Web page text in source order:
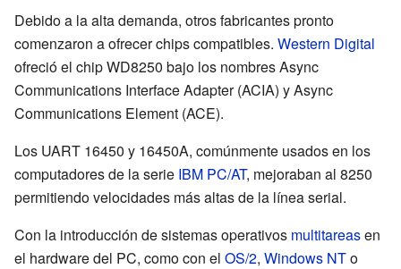
Debido a la alta demanda, otros fabricantes pronto
comenzaron a ofrecer chips compatibles. Western Digital
ofreció el chip WD8250 bajo los nombres Async
Communications Interface Adapter (ACIA) y Async
Communications Element (ACE).
Los UART 16450 y 16450A, comúnmente usados en los
computadores de la serie IBM PC/AT, mejoraban al 8250
permitiendo velocidades más altas de la línea serial.
Con la introducción de sistemas operativos multitareasen
el hardware del PC, como con el OS/2, Windows NTo